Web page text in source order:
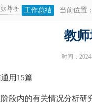
工作总结 当前位置：
教
时间：
用15篇
内的有关情况分析研